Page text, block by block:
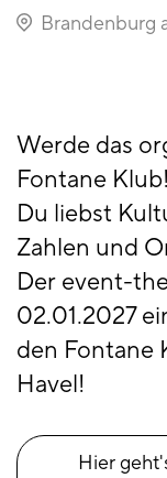
Brandenburg
Werde das
Fontane Klub!
Du liebst
Zahlen und
Der event-
02.01.2027
den Fontane
Havel!
Hier